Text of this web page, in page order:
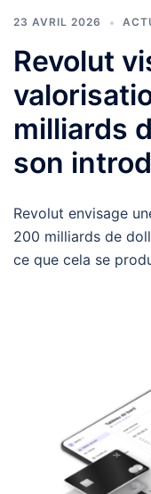
23 AVRIL 2026
Revolut
milliards
son
Revolut envisage
200 milliards de
ce que cela se